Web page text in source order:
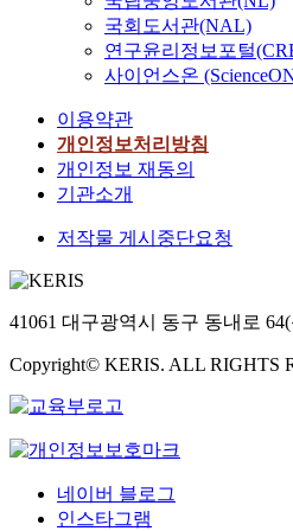
국회도서관(NAL)
연구윤리정보포털
사이언스온
이용약관
개인정보처리방침
개인정보 재동의
기관소개
저작물 게시중단요청
41061 대구광역시 동구 동내로
Copyright© KERIS. ALL RIGHTS
네이버 블로그
인스타그램